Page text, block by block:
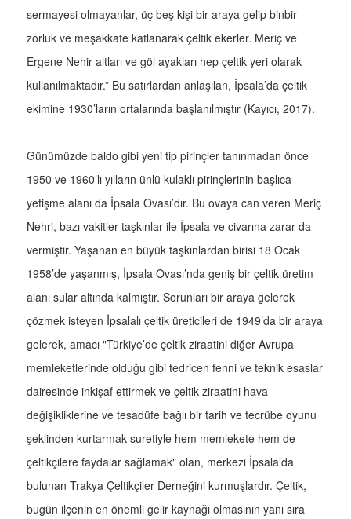
sermayesi olmayanlar, üç beş kişi bir araya gelip binbir
zorluk ve meşakkate katlanarak çeltik ekerler. Meriç ve
Ergene Nehir altları ve göl ayakları hep çeltik yeri olarak
kullanılmaktadır.” Bu satırlardan anlaşılan, İpsala’da çeltik
ekimine 1930’ların ortalarında başlanılmıştır (Kayıcı, 2017).
Günümüzde baldo gibi yeni tip pirinçler tanınmadan önce
1950 ve 1960’lı yılların ünlü kulaklı pirinçlerinin başlıca
yetişme alanı da İpsala Ovası’dır. Bu ovaya can veren Meriç
Nehri, bazı vakitler taşkınlar ile İpsala ve civarına zarar da
vermiştir. Yaşanan en büyük taşkınlardan birisi 18 Ocak
1958’de yaşanmış, İpsala Ovası’nda geniş bir çeltik üretim
alanı sular altında kalmıştır. Sorunları bir araya gelerek
çözmek isteyen İpsalalı çeltik üreticileri de 1949’da bir araya
gelerek, amacı "Türkiye’de çeltik ziraatini diğer Avrupa
memleketlerinde olduğu gibi tedricen fenni ve teknik esaslar
dairesinde inkişaf ettirmek ve çeltik ziraatini hava
değişikliklerine ve tesadüfe bağlı bir tarih ve tecrübe oyunu
şeklinden kurtarmak suretiyle hem memlekete hem de
çeltikçilere faydalar sağlamak" olan, merkezi İpsala’da
bulunan Trakya Çeltikçiler Derneğini kurmuşlardır. Çeltik,
bugün ilçenin en önemli gelir kaynağı olmasının yanı sıra